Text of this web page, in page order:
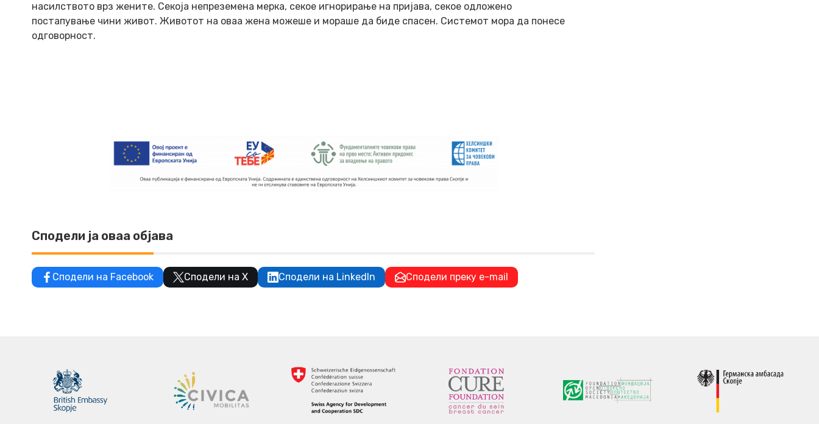
насилството врз жените. Секоја непреземена мерка, секое игнорирање на пријава, секое одложено
постапување чини живот. Животот на оваа жена можеше и мораше да биде спасен. Системот мора да понесе
одговорност.
Сподели ја оваа објава
Сподели на Facebook Сподели на X Сподели на LinkedIn Сподели преку e-mail